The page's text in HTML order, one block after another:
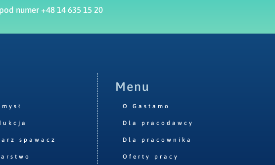
numer +48 14 635 15 20
spawacz
Menu
O Gastamo
Dla pracodawcy
Dla pracownika
Oferty pracy